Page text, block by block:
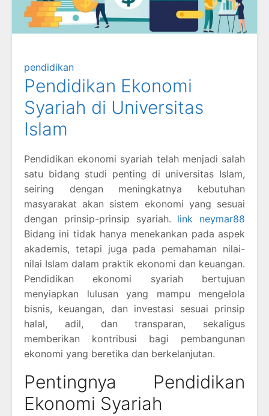
pendidikan
Pendidikan Ekonomi
Syariah di Universitas
Islam
Pendidikan ekonomi syariah telah menjadi salah
satu bidang studi penting di universitas Islam,
seiring dengan meningkatnya kebutuhan
masyarakat akan sistem ekonomi yang sesuai
dengan prinsip-prinsip syariah. link neymar88
Bidang ini tidak hanya menekankan pada aspek
akademis, tetapi juga pada pemahaman nilai-
nilai Islam dalam praktik ekonomi dan keuangan.
Pendidikan ekonomi syariah bertujuan
menyiapkan lulusan yang mampu mengelola
bisnis, keuangan, dan investasi sesuai prinsip
halal, adil, dan transparan, sekaligus
memberikan kontribusi bagi pembangunan
ekonomi yang beretika dan berkelanjutan.
Pentingnya Pendidikan
Ekonomi Syariah